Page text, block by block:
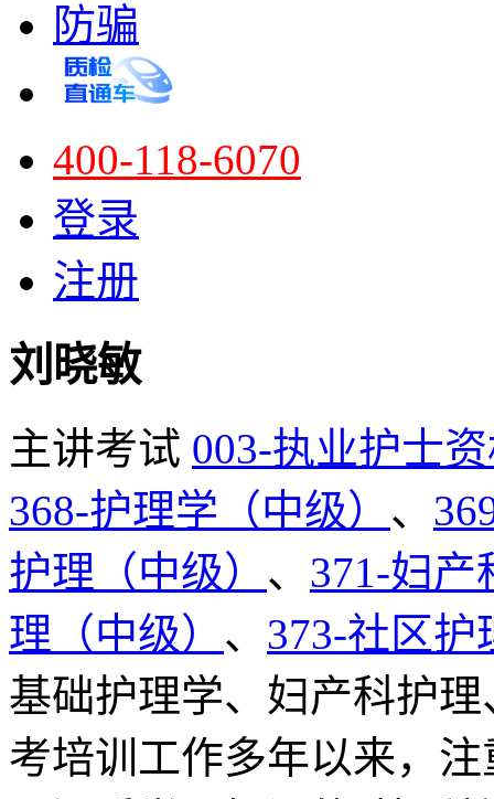
防骗
400-118-6070
登录
注册
刘晓敏
主讲考试 003-执业护士
368-护理学（中级） 、
护理（中级） 、 371-妇产
理（中级） 、 373-社区护
基础护理学、妇产科护
考培训工作多年以来，